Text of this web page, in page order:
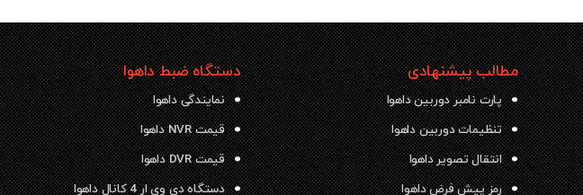
مطالب پیشنهادی
پارت نامبر دوربین داهوا
تنظیمات دوربین داهوا
انتقال تصویر داهوا
رمز پیش فرض داهوا
دستگاه ضبط داهوا
نمایندگی داهوا
قیمت NVR داهوا
قیمت DVR داهوا
دستگاه دی وی ار 4 کانال داهوا